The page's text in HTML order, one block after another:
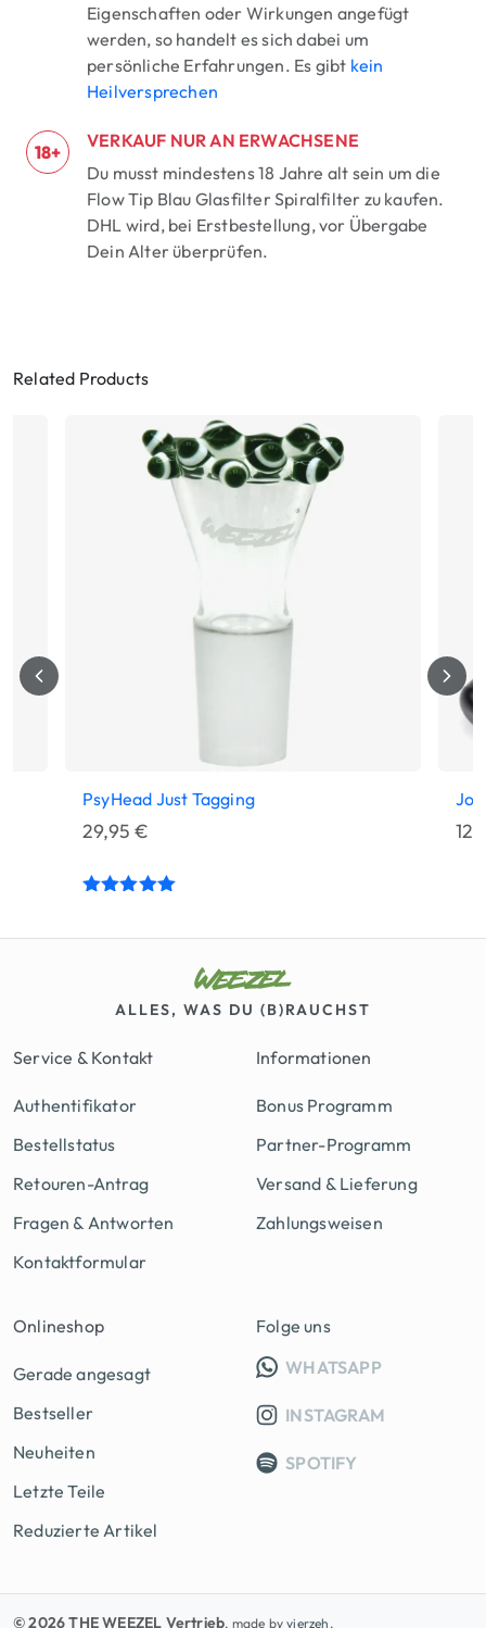
Eigenschaften oder Wirkungen angefügt
werden, so handelt es sich dabei um
persönliche Erfahrungen. Es gibt kein
Heilversprechen
18+
VERKAUF NUR AN ERWACHSENE
Du musst mindestens 18 Jahre alt sein um die
Flow Tip Blau Glasfilter Spiralfilter zu kaufen.
DHL wird, bei Erstbestellung, vor Übergabe
Dein Alter überprüfen.
Related Products
PsyHead Just Tagging
29,95€
von 5
ALLES, WAS DU (B)RAUCHST
Service & Kontakt
Authentifikator
Bestellstatus
Retouren-Antrag
Fragen & Antworten
Kontaktformular
Informationen
Bonus Programm
Partner-Programm
Versand & Lieferung
Zahlungsweisen
Onlineshop
Gerade angesagt
Bestseller
Neuheiten
Letzte Teile
Reduzierte Artikel
Folge uns
WHATSAPPINFO
INSTAGRAM
SPOTIFY
© 2026 THE WEEZEL Vertrieb, made byvierzeh.